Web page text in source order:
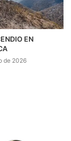
EN
de 2026